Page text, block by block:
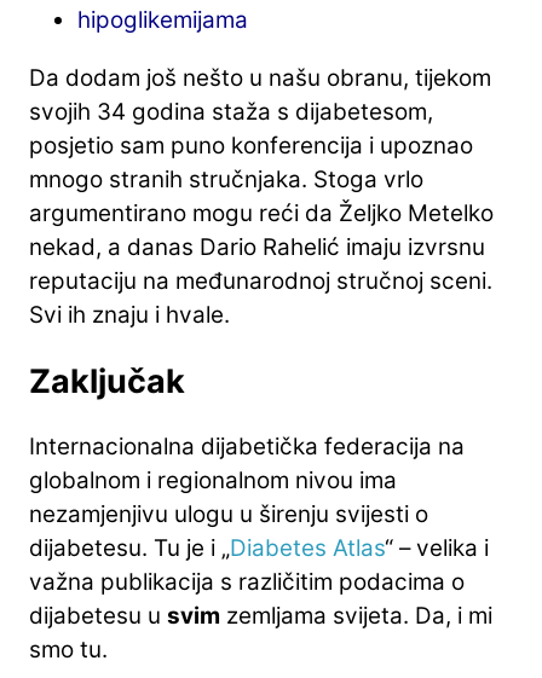
hipoglikemijama
Da dodam još nešto u našu obranu, tijekom
svojih 34 godina staža s dijabetesom,
posjetio sam puno konferencija i upoznao
mnogo stranih stručnjaka. Stoga vrlo
argumentirano mogu reći da Željko Metelko
nekad, a danas Dario Rahelić imaju izvrsnu
reputaciju na međunarodnoj stručnoj sceni.
Svi ih znaju i hvale.
Zaključak
Internacionalna dijabetička federacija na
globalnom i regionalnom nivou ima
nezamjenjivu ulogu u širenju svijesti o
dijabetesu. Tu je i „Diabetes Atlas“ – velika i
važna publikacija s različitim podacima o
dijabetesu u svim zemljama svijeta. Da, i mi
smo tu.